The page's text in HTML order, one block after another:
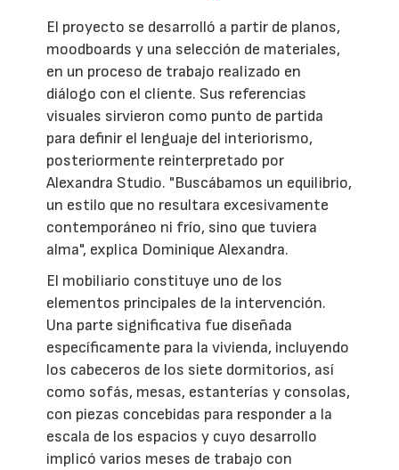
El proyecto se desarrolló a partir de planos,
moodboards y una selección de materiales,
en un proceso de trabajo realizado en
diálogo con el cliente. Sus referencias
visuales sirvieron como punto de partida
para definir el lenguaje del interiorismo,
posteriormente reinterpretado por
Alexandra Studio. "Buscábamos un equilibrio,
un estilo que no resultara excesivamente
contemporáneo ni frío, sino que tuviera
alma", explica Dominique Alexandra.
El mobiliario constituye uno de los
elementos principales de la intervención.
Una parte significativa fue diseñada
específicamente para la vivienda, incluyendo
los cabeceros de los siete dormitorios, así
como sofás, mesas, estanterías y consolas,
con piezas concebidas para responder a la
escala de los espacios y cuyo desarrollo
implicó varios meses de trabajo con